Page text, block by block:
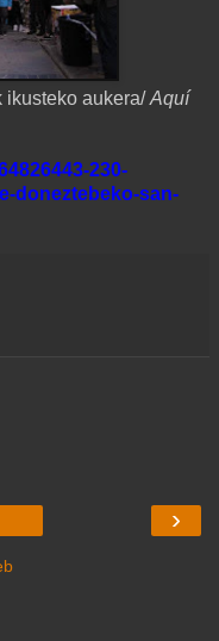
ikusteko aukera/Aquí
230-
doneztebeko-san-
›